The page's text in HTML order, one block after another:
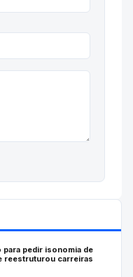
pedir isonomia de
reestruturou carreiras